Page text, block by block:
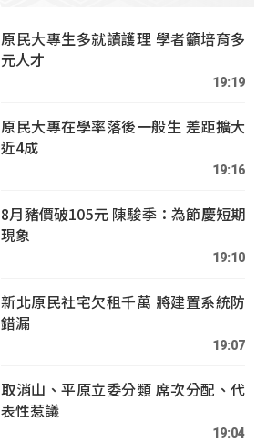
原民大專生多就讀護理 學者籲培育多
元人才
19:19
原民大專在學率落後一般生 差距擴大
近4成
19:16
8月豬價破105元 陳駿季：為節慶短期
現象
19:10
新北原民社宅欠租千萬 將建置系統防
錯漏
19:07
取消山、平原立委分類 席次分配、代
表性惹議
19:04